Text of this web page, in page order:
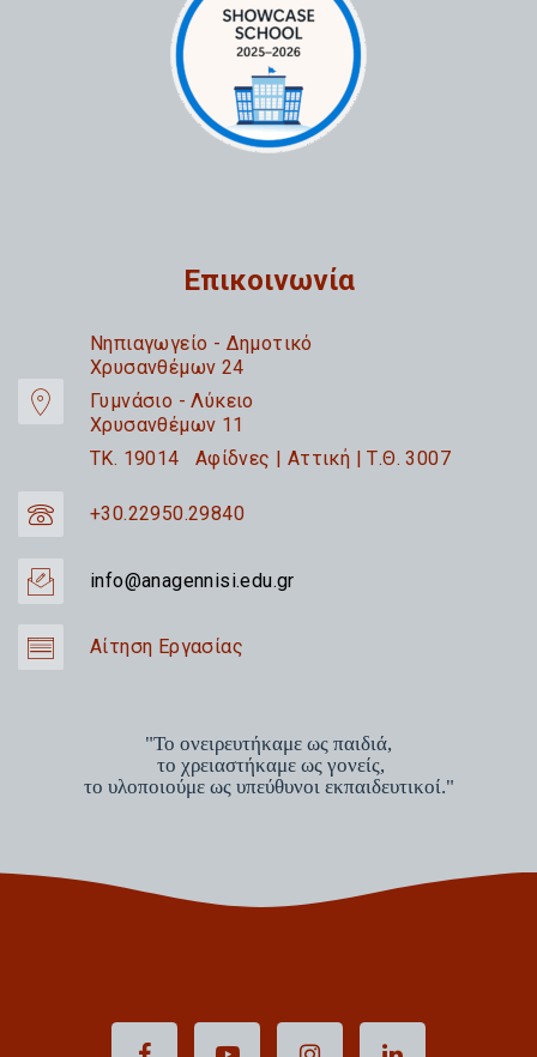
Επικοινωνία
Nηπιαγωγείο - Δημοτικό
Χρυσανθέμων 24
Γυμνάσιο - Λύκειο
Χρυσανθέμων 11
TK. 19014 Αφίδνες | Αττική | Τ.Θ. 3007
+30.22950.29840
info@anagennisi.edu.gr
Αίτηση Εργασίας
"Το ονειρευτήκαμε ως παιδιά,
το χρειαστήκαμε ως γονείς,
το υλοποιούμε ως υπεύθυνοι εκπαιδευτικοί."